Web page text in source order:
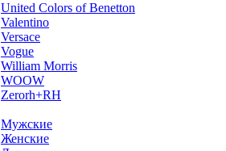
United Colors of Benetton
Valentino
Versace
Vogue
William Morris
WOOW
Zerorh+RH
Мужские
Женские